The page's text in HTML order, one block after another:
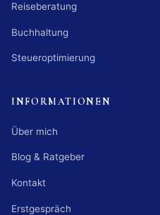
Reiseberatung
Buchhaltung
Steueroptimierung
INFORMATIONEN
Über mich
Blog & Ratgeber
Kontakt
Erstgespräch